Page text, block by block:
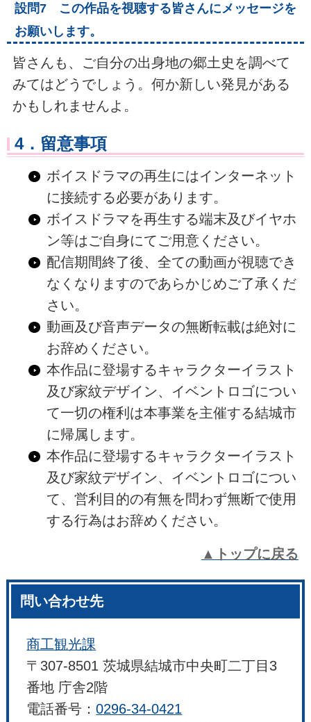
設問7 この作品を視聴する皆さんにメッセージを
お願いします。
皆さんも、ご自分の出身地の郷土史を調べて
みてはどうでしょう。何か新しい発見がある
かもしれませんよ。
4．留意事項
ボイスドラマの再生にはインターネット
に接続する必要があります。
ボイスドラマを再生する端末及びイヤホ
ン等はご自身にてご用意ください。
配信期間終了後、全ての動画が視聴でき
なくなりますのであらかじめご了承くだ
さい。
動画及び音声データの無断転載は絶対に
お辞めください。
本作品に登場するキャラクターイラスト
及び家紋デザイン、イベントロゴについ
て一切の権利は本事業を主催する結城市
に帰属します。
本作品に登場するキャラクターイラスト
及び家紋デザイン、イベントロゴについ
て、営利目的の有無を問わず無断で使用
する行為はお辞めください。
▲トップに戻る
問い合わせ先
商工観光課
〒307-8501 茨城県結城市中央町二丁目3
番地 庁舎2階
電話番号：0296-34-0421